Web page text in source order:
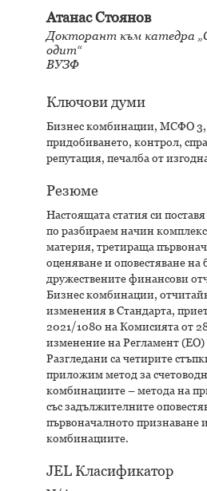
Атанас Стоянов
Докторант към катедра
одит“
ВУЗФ
Ключови думи
Бизнес комбинации, МСФО 3,
придобиването, контрол,
репутация, печалба от
Резюме
Настоящата статия си
по разбираем начин
материя, третираща
оценяване и оповестяване
дружествените финансови
Бизнес комбинации,
изменения в Стандарта,
2021/1080 на Комисията от
изменение на Регламент
Разгледани са четирите
приложим метод за
комбинациите – метода на
със задължителните
първоначалното признаване
комбинациите.
JEL Класификатор